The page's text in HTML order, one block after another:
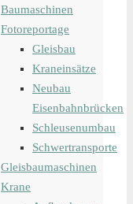
Baumaschinen
Fotoreportage
Gleisbau
Kraneinsätze
Neubau
Eisenbahnbrücken
Schleusenumbau
Schwertransporte
Gleisbaumaschinen
Krane